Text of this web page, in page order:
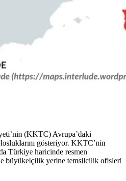
(KKTC) Avrupa’daki
gösteriyor. KKTC’nin
Türkiye haricinde resmen
büyükelçilik yerine temsilcilik ofisleri